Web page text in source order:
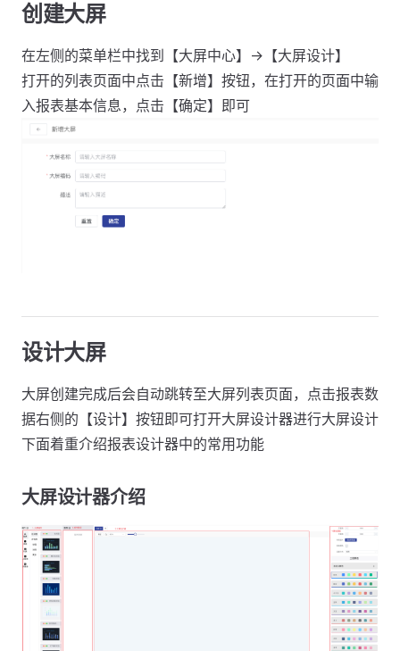
创建大屏
在左侧的菜单栏中找到【大屏中心】->【大屏设计】
打开的列表页面中点击【新增】按钮，在打开的页面中输
入报表基本信息，点击【确定】即可
设计大屏
大屏创建完成后会自动跳转至大屏列表页面，点击报表数
据右侧的【设计】按钮即可打开大屏设计器进行大屏设计
下面着重介绍报表设计器中的常用功能
大屏设计器介绍